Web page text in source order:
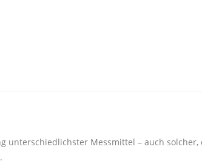
unterschiedlichster Messmittel – auch